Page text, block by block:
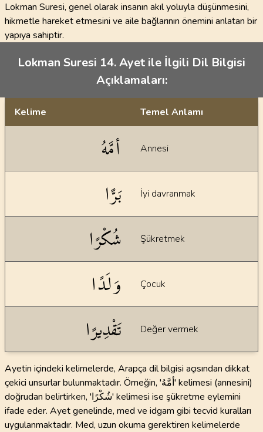
Lokman Suresi, genel olarak insanın akıl yoluyla düşünmesini,
hikmetle hareket etmesini ve aile bağlarının önemini anlatan bir
yapıya sahiptir.
Lokman Suresi 14. Ayet ile İlgili Dil Bilgisi
Açıklamaları:
Kelime Temel Anlamı
أمَّهُ Annesi
بَرًّا İyi davranmak
شُكْرًا Şükretmek
وَلَدًا Çocuk
تَقْدِيرًا Değer vermek
Ayetin içindeki kelimelerde, Arapça dil bilgisi açısından dikkat
çekici unsurlar bulunmaktadır. Örneğin, 'أمَّهُ' kelimesi (annesini)
doğrudan belirtirken, 'شُكْرًا' kelimesi ise şükretme eylemini
ifade eder. Ayet genelinde, med ve idgam gibi tecvid kuralları
uygulanmaktadır. Med, uzun okuma gerektiren kelimelerde